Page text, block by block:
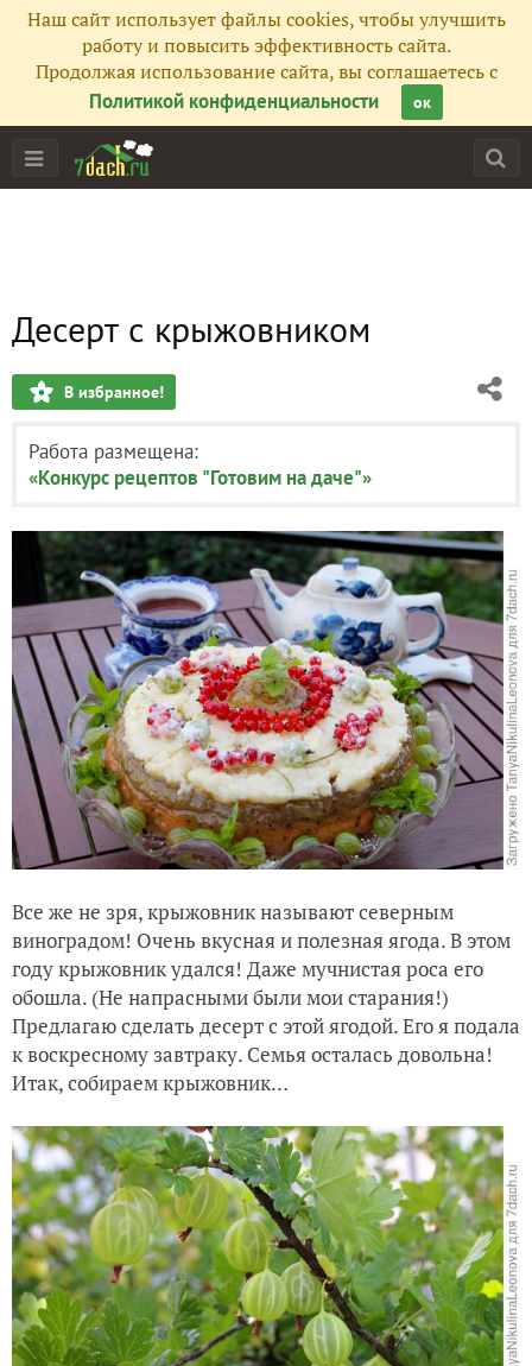
Наш сайт использует файлы cookies, чтобы улучшить
работу и повысить эффективность сайта.
Продолжая использование сайта, вы соглашаетесь с
Политикой конфиденциальности
ок
Десерт с крыжовником
В избранное!
Работа размещена:
«Конкурс рецептов "Готовим на даче"»
Все же не зря, крыжовник называют северным
виноградом! Очень вкусная и полезная ягода. В этом
году крыжовник удался! Даже мучнистая роса его
обошла. (Не напрасными были мои старания!)
Предлагаю сделать десерт с этой ягодой. Его я подала
к воскресному завтраку. Семья осталась довольна!
Итак, собираем крыжовник…